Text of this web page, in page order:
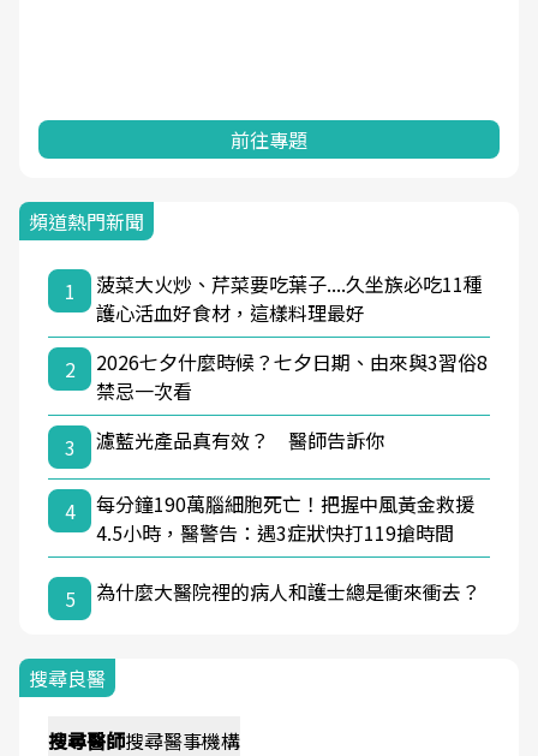
前往專題
頻道熱門新聞
1
菠菜大火炒、芹菜要吃葉子....久坐族必吃11種
護心活血好食材，這樣料理最好
2
2026七夕什麼時候？七夕日期、由來與3習俗8
禁忌一次看
3
濾藍光產品真有效？ 醫師告訴你
4
每分鐘190萬腦細胞死亡！把握中風黃金救援
4.5小時，醫警告：遇3症狀快打119搶時間
5 為什麼大醫院裡的病人和護士總是衝來衝去？
搜尋良醫
搜尋醫師搜尋醫事機構